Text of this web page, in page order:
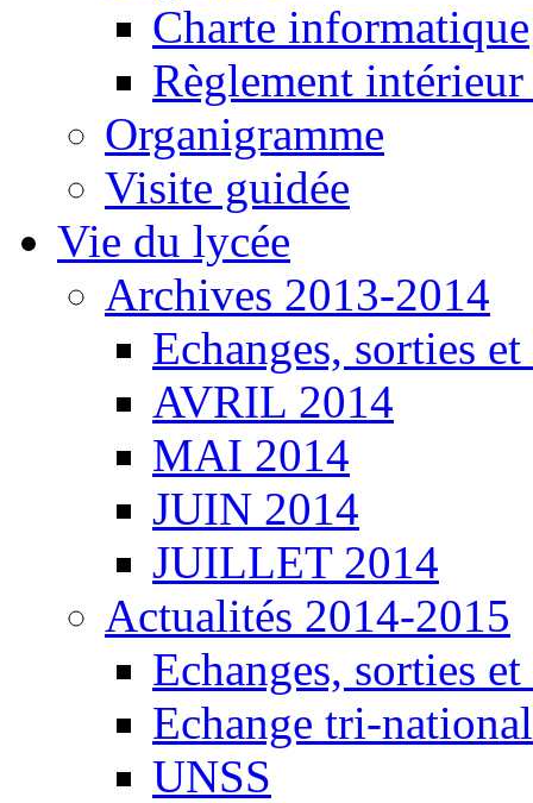
Charte informatique
Règlement
Organigramme
Visite guidée
Vie du lycée
Archives 2013-2014
Echanges, sorties
AVRIL 2014
MAI 2014
JUIN 2014
JUILLET 2014
Actualités 2014-2015
Echanges, sorties
Echange tri-national
UNSS